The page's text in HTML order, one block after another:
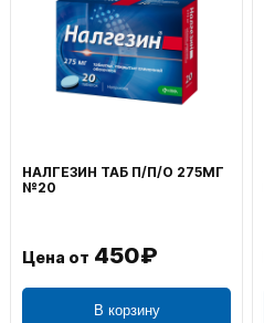
НАЛГЕЗИН ТАБ П/П/О 275МГ
№20
Цена от 450₽
В корзину